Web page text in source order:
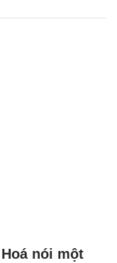
nói một